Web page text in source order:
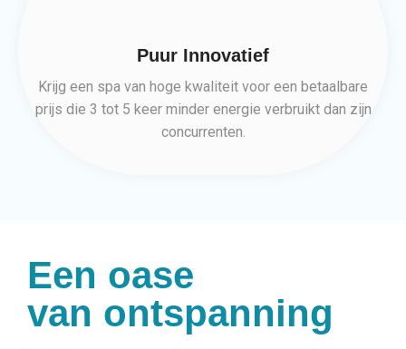
Puur Innovatief
Krijg een spa van hoge kwaliteit voor een betaalbare
prijs die 3 tot 5 keer minder energie verbruikt dan zijn
concurrenten.
Een oase
van ontspanning